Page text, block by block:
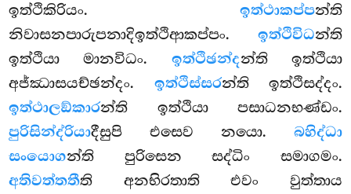
ඉත්ථිකිරියං. ඉත්ථාකප්පන්ති
නිවාසනපාරුපනාදිඉත්ථිආකප්පං. ඉත්ථිවිධන්ති
ඉත්ථියා මානවිධං. ඉත්ථිඡන්දන්ති ඉත්ථියා
අජ්ඣාසයච්ඡන්දං. ඉත්ථිස්සරන්ති ඉත්ථිසද්දං.
ඉත්ථාලඞ්කාරන්ති ඉත්ථියා පසාධනභණ්ඩං.
පුරිසින්ද්රියාදීසුපි එසෙව නයො. බහිද්ධා
සංයොගන්ති පුරිසෙන සද්ධිං සමාගමං.
අතිවත්තතීති අනභිරතාති එවං වුත්තාය